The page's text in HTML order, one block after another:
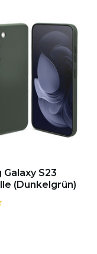
Galaxy S23
(Dunkelgrün)